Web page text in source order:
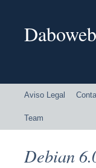
Aviso Legal
Team
Debian